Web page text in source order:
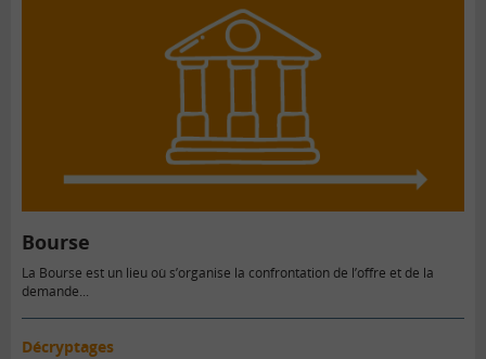
Bourse
La Bourse est un lieu où s’organise la confrontation de l’offre et de la
demande...
Décryptages